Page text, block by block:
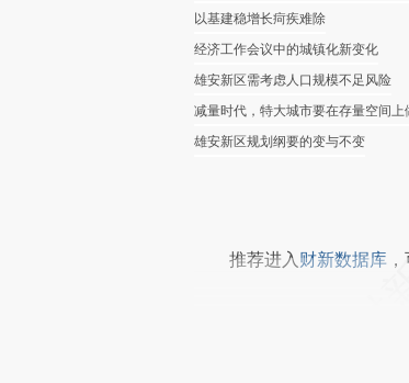
以基建稳增长疴疾难除
经济工作会议中的城镇化新变化
雄安新区需考虑人口规模不足风险
减量时代，特大城市要在存量空间上
雄安新区规划纲要的变与不变
推荐进入 财新数据库